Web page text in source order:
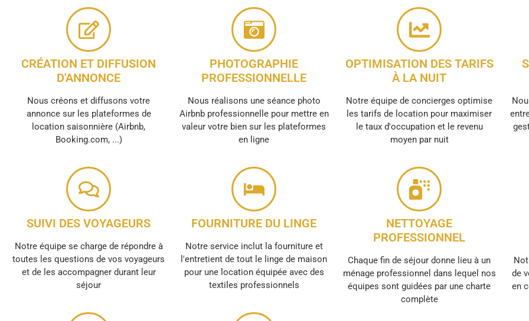
CRÉATION ET DIFFUSION
D'ANNONCE
Nous créons et diffusons votre
annonce sur les plateformes de
location saisonnière (Airbnb,
Booking.com, ...)
SUIVI DES VOYAGEURS
Notre équipe se charge de répondre à
toutes les questions de vos voyageurs
et de les accompagner durant leur
séjour
PHOTOGRAPHIE
PROFESSIONNELLE
Nous réalisons une séance photo
Airbnb professionnelle pour mettre en
valeur votre bien sur les plateformes
en ligne
FOURNITURE DU LINGE
Notre service inclut la fourniture et
l'entretient de tout le linge de maison
pour une location équipée avec des
textiles professionnels
OPTIMISATION DES TARIFS
À LA NUIT
Notre équipe de concierges optimise
les tarifs de location pour maximiser
le taux d'occupation et le revenu
moyen par nuit
NETTOYAGE
PROFESSIONNEL
Chaque fin de séjour donne lieu à un
ménage professionnel dans lequel nos
équipes sont guidées par une charte
complète
de
en